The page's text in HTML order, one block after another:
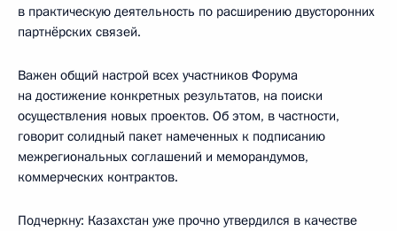
в практическую деятельность по расширению двусторонних
партнёрских связей.
Важен общий настрой всех участников Форума
на достижение конкретных результатов, на поиски
осуществления новых проектов. Об этом, в частности,
говорит солидный пакет намеченных к подписанию
межрегиональных соглашений и меморандумов,
коммерческих контрактов.
Подчеркну: Казахстан уже прочно утвердился в качестве